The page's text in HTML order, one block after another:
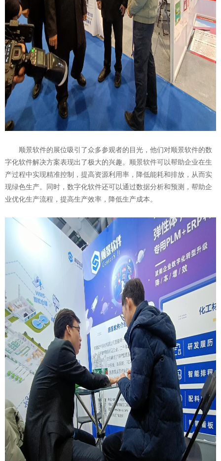
顺景软件的展位吸引了众多参观者的目光，他们对顺景软件的数
字化软件解决方案表现出了极大的兴趣。顺景软件可以帮助企业在生
产过程中实现精准控制，提高资源利用率，降低能耗和排放，从而实
现绿色生产。同时，数字化软件还可以通过数据分析和预测，帮助企
业优化生产流程，提高生产效率，降低生产成本。